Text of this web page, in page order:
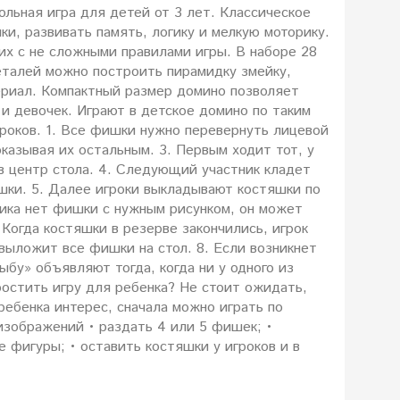
игра для детей от 3 лет. Классическое
развивать память, логику и мелкую моторику.
с не сложными правилами игры. В наборе 28
можно построить пирамидку змейку,
Компактный размер домино позволяет
девочек. Играют в детское домино по таким
1. Все фишки нужно перевернуть лицевой
их остальным. 3. Первым ходит тот, у
стола. 4. Следующий участник кладет
5. Далее игроки выкладывают костяшки по
нет фишки с нужным рисунком, он может
костяшки в резерве закончились, игрок
все фишки на стол. 8. Если возникнет
объявляют тогда, когда ни у одного из
игру для ребенка? Не стоит ожидать,
интерес, сначала можно играть по
• раздать 4 или 5 фишек; •
• оставить костяшки у игроков и в